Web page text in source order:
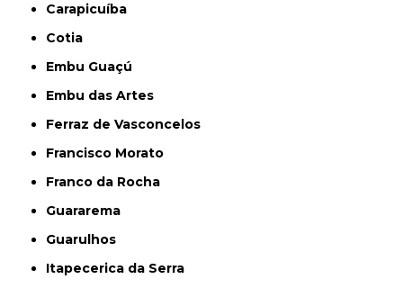
Carapicuíba
Cotia
Embu Guaçú
Embu das Artes
Ferraz de Vasconcelos
Francisco Morato
Franco da Rocha
Guararema
Guarulhos
Itapecerica da Serra